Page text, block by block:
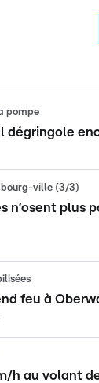
pompe
dégringole
ville (3/3)
n’osent plus
feu à
h au volant